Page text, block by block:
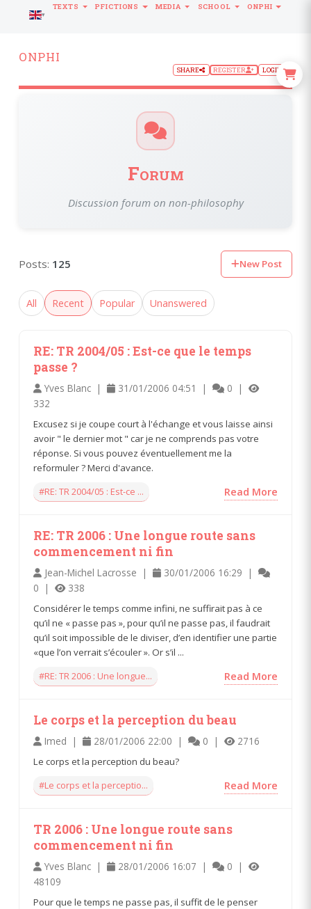
ONPHI
SHARE REGISTER LOGIN
Forum
Discussion forum on non-philosophy
Posts: 125 New Post
All Recent Popular Unanswered
RE: TR 2004/05 : Est-ce que le temps
passe ?
Yves Blanc | 31/01/2006 04:51 |
0 |
332
Excusez si je coupe court à l'échange et vous laisse ainsi
avoir " le dernier mot " car je ne comprends pas votre
réponse. Si vous pouvez éventuellement me la
reformuler ? Merci d'avance.
#RE: TR 2004/05 : Est-ce ...
Read More
RE: TR 2006 : Une longue route sans
commencement ni fin
Jean-Michel Lacrosse |
30/01/2006 16:29 |
0 |
338
Considérer le temps comme infini, ne suffirait pas à ce
qu’il ne « passe pas », pour qu’il ne passe pas, il faudrait
qu’il soit impossible de le diviser, d’en identifier une partie
«que l’on verrait s’écouler ». Or s’il ...
#RE: TR 2006 : Une longue...
Read More
Le corps et la perception du beau
Imed | 28/01/2006 22:00 | 0 | 2716
Le corps et la perception du beau?
#Le corps et la perceptio...
Read More
TR 2006 : Une longue route sans
commencement ni fin
Yves Blanc | 28/01/2006 16:07 |
0 |
48109
Pour que le temps ne passe pas, il suffit de le penser
LANGUAGE
TEXTS PFICTIONS MEDIA SCHOOL ONPHI